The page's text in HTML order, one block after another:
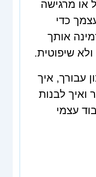
או מרגישה
כדי
אותך
שיפוטית.
עבורך, איך
לבנות
עצמי